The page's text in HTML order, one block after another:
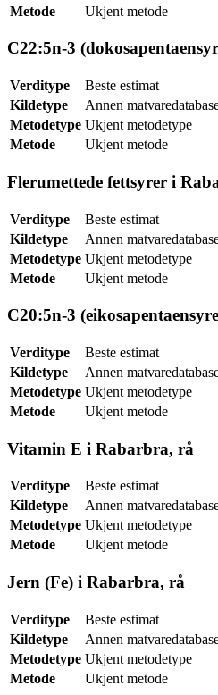
Metode
Ukjent metode
C22:5n-3
Verditype
Beste estimat
Kildetype
Annen
Metodetype Ukjent metodetype
Metode
Ukjent metode
Flerumettede fettsyrer i
Verditype
Beste estimat
Kildetype
Annen
Metodetype Ukjent metodetype
Metode
Ukjent metode
C20:5n-3
Verditype
Beste estimat
Kildetype
Annen
Metodetype Ukjent metodetype
Metode
Ukjent metode
Vitamin E i Rabarbra, rå
Verditype
Beste estimat
Kildetype
Annen
Metodetype Ukjent metodetype
Metode
Ukjent metode
Jern (Fe) i Rabarbra, rå
Verditype
Beste estimat
Kildetype
Annen
Metodetype Ukjent metodetype
Metode
Ukjent metode